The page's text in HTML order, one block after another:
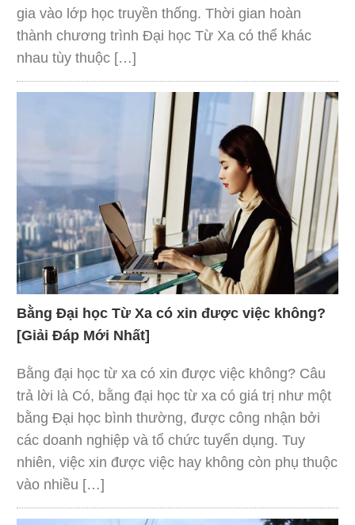
gia vào lớp học truyền thống. Thời gian hoàn
thành chương trình Đại học Từ Xa có thể khác
nhau tùy thuộc […]
Bằng Đại học Từ Xa có xin được việc không?
[Giải Đáp Mới Nhất]
Bằng đại học từ xa có xin được việc không? Câu
trả lời là Có, bằng đại học từ xa có giá trị như một
bằng Đại học bình thường, được công nhận bởi
các doanh nghiệp và tổ chức tuyển dụng. Tuy
nhiên, việc xin được việc hay không còn phụ thuộc
vào nhiều […]